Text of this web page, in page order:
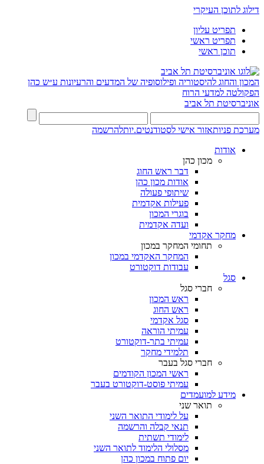
דילוג לתוכן העיקרי
תפריט עליון
תפריט ראשי
תוכן ראשי
המכון והחוג להיסטוריה ופילוסופיה של המדעים והרעיונות ע״ש כהן
הפקולטה למדעי הרוח
אוניברסיטת תל אביב
מערכת פניותאזור אישי לסטודנטים.יותלהרשמה
אודות
מכון כהן
דבר ראש החוג
אודות מכון כהן
שיתופי פעולה
פעילות אקדמית
בוגרי המכון
ועדה אקדמית
מחקר אקדמי
תחומי המחקר במכון
המחקר האקדמי במכון
עבודות דוקטורט
סגל
חברי סגל
ראש המכון
ראש החוג
סגל אקדמי
עמיתי הוראה
עמיתי בתר-דוקטורט
תלמידי מחקר
חברי סגל בעבר
ראשי המכון הקודמים
עמיתי פוסט-דוקטורט בעבר
מידע למועמדים
תואר שני
על לימודי התואר השני
תנאי קבלה והרשמה
לימודי תשתית
מסלולי הלימוד לתואר השני
יום פתוח במכון כהן